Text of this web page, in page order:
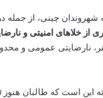
چینی، از جمله
از خلاهای امنیتی و
نارضایتی عمومی و
این است که طالبان هنوز